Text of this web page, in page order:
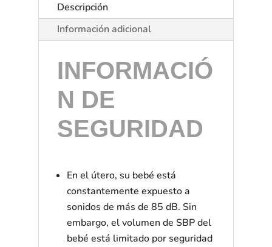
Descripción
Información adicional
INFORMACIÓ
N DE
SEGURIDAD
En el útero, su bebé está
constantemente expuesto a
sonidos de más de 85 dB. Sin
embargo, el volumen de SBP del
bebé está limitado por seguridad